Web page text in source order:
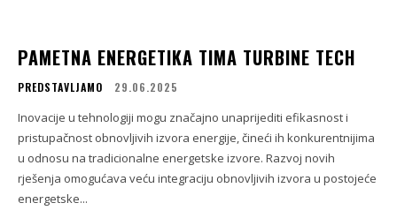
PAMETNA ENERGETIKA TIMA TURBINE TECH
PREDSTAVLJAMO 29.06.2025
Inovacije u tehnologiji mogu značajno unaprijediti efikasnost i
pristupačnost obnovljivih izvora energije, čineći ih konkurentnijima
u odnosu na tradicionalne energetske izvore. Razvoj novih
rješenja omogućava veću integraciju obnovljivih izvora u postojeće
energetske...